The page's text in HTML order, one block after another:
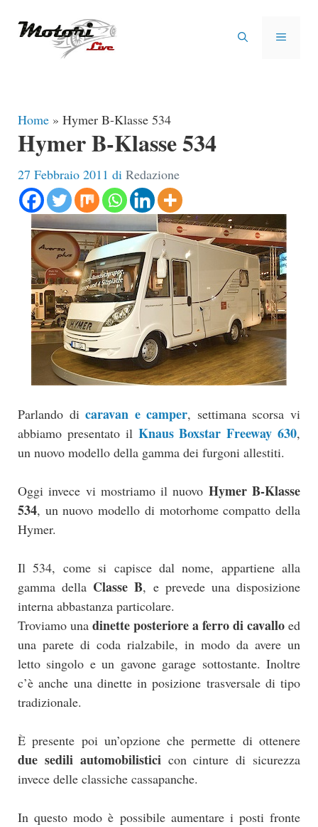
MENU
Home » Hymer B-Klasse 534
Hymer B-Klasse 534
27 Febbraio 2011 di Redazione
Parlando dicaravan e camper, settimana scorsa vi
abbiamo presentato il Knaus Boxstar Freeway 630,
un nuovo modello della gamma dei furgoni allestiti.
Oggi invece vi mostriamo il nuovo Hymer B-Klasse
534, un nuovo modello di motorhome compatto della
Hymer.
Il 534, come si capisce dal nome, appartiene alla
gamma della Classe B, e prevede una disposizione
interna abbastanza particolare.
Troviamo una dinette posteriore a ferro di cavallo ed
una parete di coda rialzabile, in modo da avere un
letto singolo e un gavone garage sottostante. Inoltre
c’è anche una dinette in posizione trasversale di tipo
tradizionale.
È presente poi un’opzione che permette di ottenere
due sedili automobilistici con cinture di sicurezza
invece delle classiche cassapanche.
In questo modo è possibile aumentare i posti fronte